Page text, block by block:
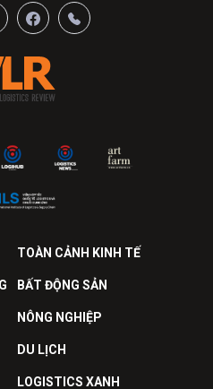
TOÀN CẢNH KINH TẾ
BẤT ĐỘNG SẢN
NÔNG NGHIỆP
DU LỊCH
LOGISTICS XANH